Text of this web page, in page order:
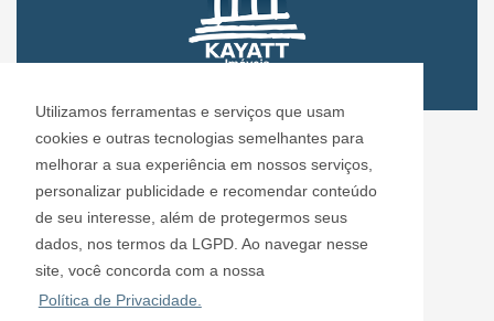
Utilizamos ferramentas e serviços que usam
cookies e outras tecnologias semelhantes para
melhorar a sua experiência em nossos serviços,
personalizar publicidade e recomendar conteúdo
de seu interesse, além de protegermos seus
dados, nos termos da LGPD. Ao navegar nesse
site, você concorda com a nossa
Política de Privacidade.
CRECI: 72.304
Informações de Contato
Kayatt Imóveis - 72.304
contato@kayattimoveis.com.br
+55 (11) 99200-6432